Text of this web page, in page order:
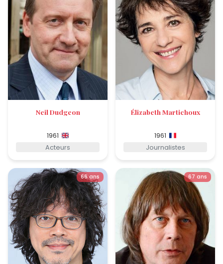
Neil Dudgeon
1961
Acteurs
Élizabeth Martichoux
1961
Journalistes
66 ans 67 ans